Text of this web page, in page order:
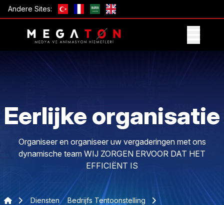
Andere Sites:
Eerlijke organisatie
Organiseer en organiseer uw vergaderingen met ons
dynamische team WIJ ZORGEN ERVOOR DAT HET
EFFICIËNT IS
Diensten
Bedrijfs Tentoonstelling